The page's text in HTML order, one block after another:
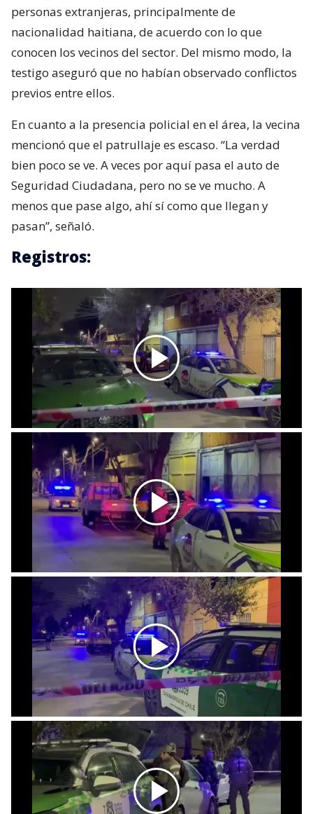
personas extranjeras, principalmente de
nacionalidad haitiana, de acuerdo con lo que
conocen los vecinos del sector. Del mismo modo, la
testigo aseguró que no habían observado conflictos
previos entre ellos.
En cuanto a la presencia policial en el área, la vecina
mencionó que el patrullaje es escaso. “La verdad
bien poco se ve. A veces por aquí pasa el auto de
Seguridad Ciudadana, pero no se ve mucho. A
menos que pase algo, ahí sí como que llegan y
pasan”, señaló.
Registros: